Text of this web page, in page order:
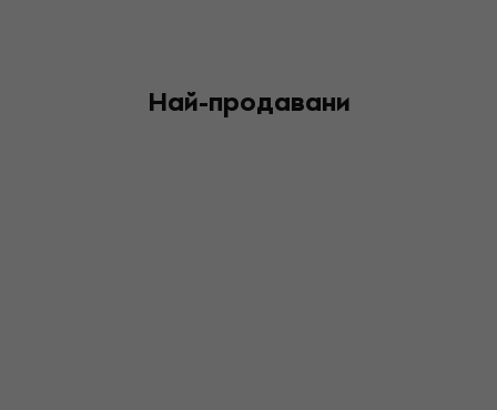
Най-продавани